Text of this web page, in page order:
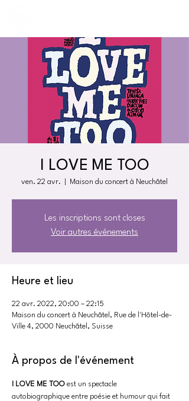
I LOVE ME TOO
ven. 22 avr. Maison du concert à Neuchâtel
Les inscriptions sont closes
Voir autres événements
Heure et lieu
22 avr. 2022, 20:00 – 22:15
Maison du concert à Neuchâtel, Rue de l'Hôtel-de-
Ville 4, 2000 Neuchâtel, Suisse
À propos de l'événement
I LOVE ME TOO est un spectacle
autobiographique entre poésie et humour qui fait